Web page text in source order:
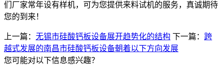
们厂家常年设有样机，可为您提供来料试机的服务，真诚期待
您的到来！
上一篇： 无锡市硅酸钙板设备展开趋势化的结构 下一篇： 跨
越式发展的南昌市硅酸钙板设备朝着以下方向发展
您可能对以下信息感兴趣？